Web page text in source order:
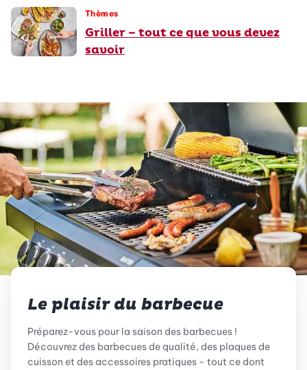
Thèmes
Griller – tout ce que vous devez
savoir
Le plaisir du barbecue
Préparez-vous pour la saison des barbecues !
Découvrez des barbecues de qualité, des plaques de
cuisson et des accessoires pratiques - tout ce dont